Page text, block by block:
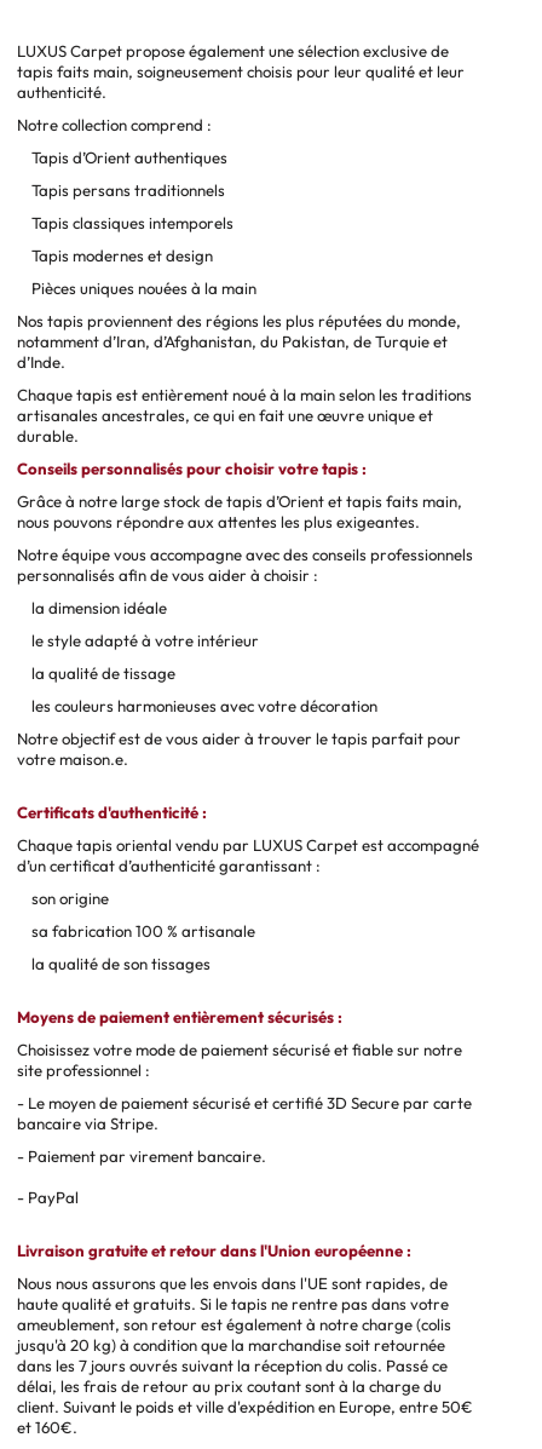
LUXUS Carpet propose également une sélection exclusive de
tapis faits main, soigneusement choisis pour leur qualité et leur
authenticité.
Notre collection comprend :
Tapis d’Orient authentiques
Tapis persans traditionnels
Tapis classiques intemporels
Tapis modernes et design
Pièces uniques nouées à la main
Nos tapis proviennent des régions les plus réputées du monde,
notamment d’Iran, d’Afghanistan, du Pakistan, de Turquie et
d’Inde.
Chaque tapis est entièrement noué à la main selon les traditions
artisanales ancestrales, ce qui en fait une œuvre unique et
durable.
Conseils personnalisés pour choisir votre tapis :
Grâce à notre large stock de tapis d’Orient et tapis faits main,
nous pouvons répondre aux attentes les plus exigeantes.
Notre équipe vous accompagne avec des conseils professionnels
personnalisés afin de vous aider à choisir :
la dimension idéale
le style adapté à votre intérieur
la qualité de tissage
les couleurs harmonieuses avec votre décoration
Notre objectif est de vous aider à trouver le tapis parfait pour
votre maison.e.
Certificats d'authenticité :
Chaque tapis oriental vendu par LUXUS Carpet est accompagné
d’un certificat d’authenticité garantissant :
son origine
sa fabrication 100 % artisanale
la qualité de son tissages
Moyens de paiement entièrement sécurisés :
Choisissez votre mode de paiement sécurisé et fiable sur notre
site professionnel :
- Le moyen de paiement sécurisé et certifié 3D Secure par carte
bancaire via Stripe.
- Paiement par virement bancaire.
- PayPal
Livraison gratuite et retour dans l'Union européenne :
Nous nous assurons que les envois dans l'UE sont rapides, de
haute qualité et gratuits. Si le tapis ne rentre pas dans votre
ameublement, son retour est également à notre charge (colis
jusqu'à 20 kg) à condition que la marchandise soit retournée
dans les 7 jours ouvrés suivant la réception du colis. Passé ce
délai, les frais de retour au prix coutant sont à la charge du
client. Suivant le poids et ville d'expédition en Europe, entre 50€
et 160€.